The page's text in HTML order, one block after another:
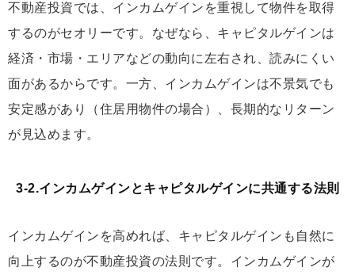
不動産投資では、インカムゲインを重視して物件を取得
するのがセオリーです。なぜなら、キャピタルゲインは
経済・市場・エリアなどの動向に左右され、読みにくい
面があるからです。一方、インカムゲインは不景気でも
安定感があり（住居用物件の場合）、長期的なリターン
が見込めます。
3-2.インカムゲインとキャピタルゲインに共通する法則
インカムゲインを高めれば、キャピタルゲインも自然に
向上するのが不動産投資の法則です。インカムゲインが